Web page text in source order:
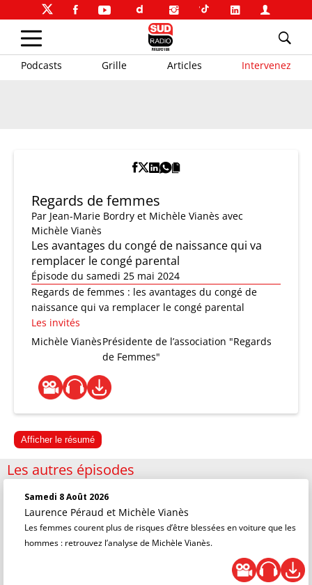
Podcasts Grille Articles Intervenez
Regards de femmes
Par Jean-Marie Bordry et Michèle Vianès avec
Michèle Vianès
Les avantages du congé de naissance qui va
remplacer le congé parental
Épisode du samedi 25 mai 2024
Regards de femmes : les avantages du congé de
naissance qui va remplacer le congé parental
Les invités
Michèle VianèsPrésidente de l’association "Regards
de Femmes"
Afficher le résumé
Les autres épisodes
Samedi 8 Août 2026
Laurence Péraud et Michèle Vianès
Les femmes courent plus de risques d’être blessées en voiture que les
hommes : retrouvez l’analyse de Michèle Vianès.